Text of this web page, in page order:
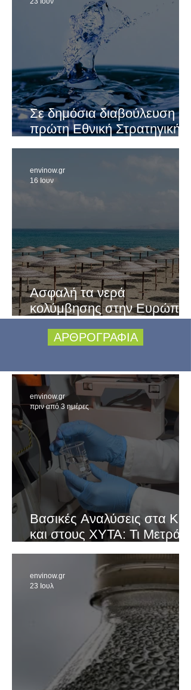
Σε δημόσια διαβούλευση η
πρώτη Εθνική Στρατηγική
για τα Ύδατα - Το νερό ως
Ασφαλή τα νερά
κολύμβησης στην Ευρώπη -
Η Ελλάδα στις κορυφαίες
χώρες της ΕΕ
envinow.gr
16 Ιουν
ΑΡΘΡΟΓΡΑΦΙΑ
Βασικές Αναλύσεις στα ΚΕΛ
και στους ΧΥΤΑ: Τι Μετράμε
και Γιατί Είναι Σημαντικό;
envinow.gr
πριν από 3 ημέρες
envinow.gr
23 Ιουλ